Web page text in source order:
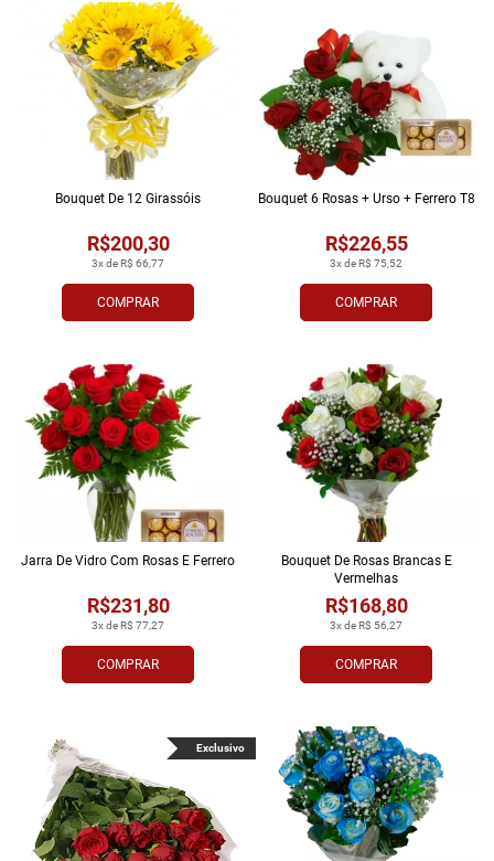
COMPRAR
3x de R$ 66,77
R$200,30
Bouquet De 12 Girassóis
COMPRAR
3x de R$ 75,52
R$226,55
Bouquet 6 Rosas + Urso + Ferrero T8
COMPRAR
3x de R$ 77,27
R$231,80
Jarra De Vidro Com Rosas E Ferrero
COMPRAR
3x de R$ 56,27
R$168,80
Bouquet De Rosas Brancas E
Vermelhas
Exclusivo